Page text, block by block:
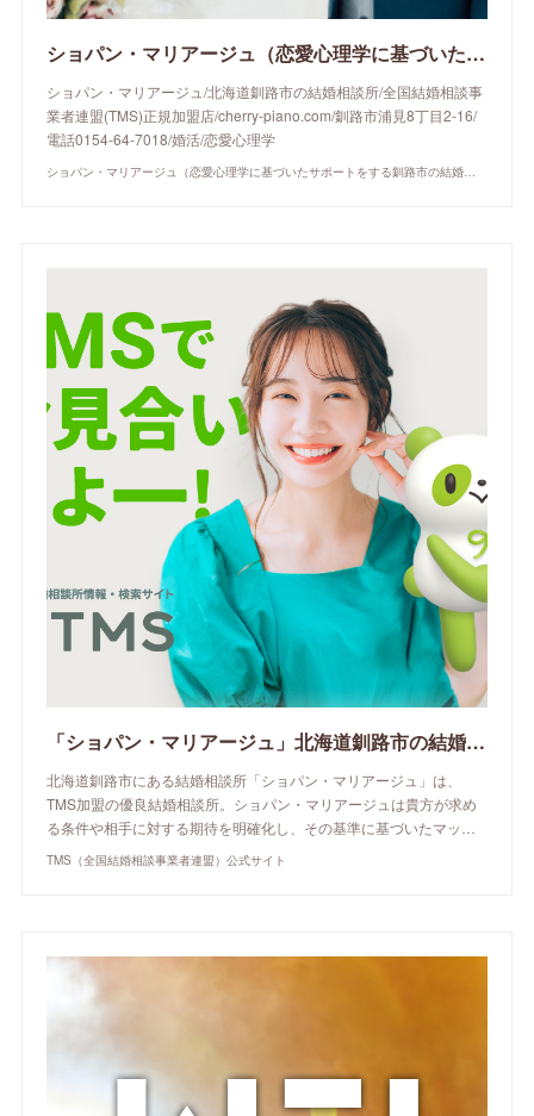
ショパン・マリアージュ（恋愛心理学に基づいたサポートをする釧路市の結婚相談所）/ 全国結婚相談事業者連盟正規加盟店 / cherry-piano.com
ショパン・マリアージュ/北海道釧路市の結婚相談所/全国結婚相談事
業者連盟(TMS)正規加盟店/cherry-piano.com/釧路市浦見8丁目2-16/
電話0154-64-7018/婚活/恋愛心理学
「ショパン・マリアージュ」北海道釧路市の結婚相談所 | TMS（全国結婚相談事業者連盟）公式サイト
北海道釧路市にある結婚相談所「ショパン・マリアージュ」は、
TMS加盟の優良結婚相談所。ショパン・マリアージュは貴方が求め
る条件や相手に対する期待を明確化し、その基準に基づいたマッ…
TMS（全国結婚相談事業者連盟）公式サイト